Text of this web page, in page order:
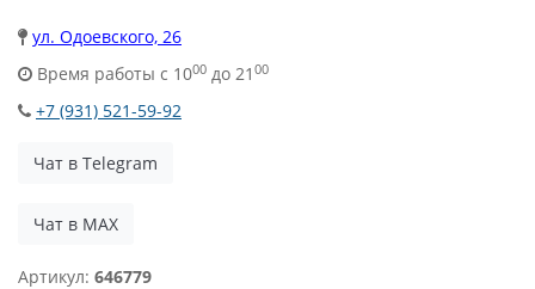
ул. Одоевского, 26
Время работы с 1000 до 21 00
+7 (931) 521-59-92
Чат в Telegram
Чат в MAX
Артикул: 646779